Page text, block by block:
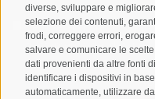
diverse, sviluppare e
selezione dei contenuti,
frodi, correggere errori,
salvare e comunicare le
dati provenienti da altre fonti
identificare i dispositivi in
automaticamente, utilizzare
Letto e compreso la
trattamento dei dati